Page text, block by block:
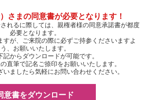
さまの同意書が必要となります！
れるに際しては、親権者様の同意承諾書が都度
必要となります。
すが、ご来院の際に必ずご持参くださいますよ
う、お願いいたします。
記からダウンロードが可能です。
直筆で記名ご捺印をお願いいたします。
いましたら気軽にお問い合わせください。
意書をダウンロード